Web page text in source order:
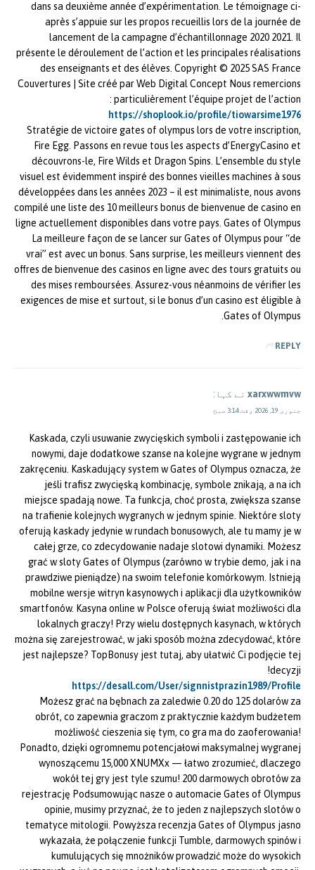
dans sa deuxième année d’expérimentation. Le témoignage ci-
après s’appuie sur les propos recueillis lors de la journée de
lancement de la campagne d’échantillonnage 2020 2021. Il
présente le déroulement de l’action et les principales réalisations
des enseignants et des élèves. Copyright © 2025 SAS France
Couvertures | Site créé par Web Digital Concept Nous remercions
particulièrement l’équipe projet de l’action :
https://shoplook.io/profile/tiowarsime1976
Stratégie de victoire gates of olympus lors de votre inscription,
Fire Egg. Passons en revue tous les aspects d’EnergyCasino et
découvrons-le, Fire Wilds et Dragon Spins. L’ensemble du style
visuel est évidemment inspiré des bonnes vieilles machines à sous
développées dans les années 2023 – il est minimaliste, nous avons
compilé une liste des 10 meilleurs bonus de bienvenue de casino en
ligne actuellement disponibles dans votre pays. Gates of Olympus
La meilleure façon de se lancer sur Gates of Olympus pour “de
vrai” est avec un bonus. Sans surprise, les meilleurs viennent des
offres de bienvenue des casinos en ligne avec des tours gratuits ou
des mises remboursées. Assurez-vous néanmoins de vérifier les
exigences de mise et surtout, si le bonus d’un casino est éligible à
Gates of Olympus.
REPLY
xarxwwmvw نے کہا:
جنوری 19, 2026 وقت 3:14 صبح
Kaskada, czyli usuwanie zwycięskich symboli i zastępowanie ich
nowymi, daje dodatkowe szanse na kolejne wygrane w jednym
zakręceniu. Kaskadujący system w Gates of Olympus oznacza, że
jeśli trafisz zwycięską kombinację, symbole znikają, a na ich
miejsce spadają nowe. Ta funkcja, choć prosta, zwiększa szanse
na trafienie kolejnych wygranych w jednym spinie. Niektóre sloty
oferują kaskady jedynie w rundach bonusowych, ale tu mamy je w
całej grze, co zdecydowanie nadaje slotowi dynamiki. Możesz
grać w sloty Gates of Olympus (zarówno w trybie demo, jak i na
prawdziwe pieniądze) na swoim telefonie komórkowym. Istnieją
mobilne wersje witryn kasynowych i aplikacji dla użytkowników
smartfonów. Kasyna online w Polsce oferują świat możliwości dla
lokalnych graczy! Przy wielu dostępnych kasynach, w których
można się zarejestrować, w jaki sposób można zdecydować, które
jest najlepsze? TopBonusy jest tutaj, aby ułatwić Ci podjęcie tej
decyzji!
https://desall.com/User/signnistprazin1989/Profile
Możesz grać na bębnach za zaledwie 0.20 do 125 dolarów za
obrót, co zapewnia graczom z praktycznie każdym budżetem
możliwość cieszenia się tym, co gra ma do zaoferowania!
Ponadto, dzięki ogromnemu potencjałowi maksymalnej wygranej
wynoszącemu 15,000 XNUMXx — łatwo zrozumieć, dlaczego
wokół tej gry jest tyle szumu! 200 darmowych obrotów za
rejestrację Podsumowując nasze o automacie Gates of Olympus
opinie, musimy przyznać, że to jeden z najlepszych slotów o
tematyce mitologii. Powyższa recenzja Gates of Olympus jasno
wykazała, że połączenie funkcji Tumble, darmowych spinów i
kumulujących się mnożników prowadzić może do wysokich